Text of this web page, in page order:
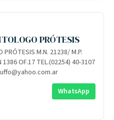
PRÓTESIS
WhatsApp